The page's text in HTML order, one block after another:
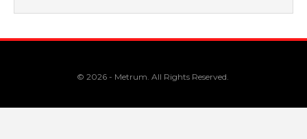
© 2026 - Metrum. All Rights Reserved.